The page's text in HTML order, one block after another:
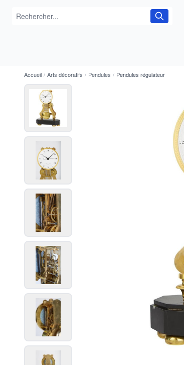
Accueil / Arts décoratifs / Pendules / Pendules régulateur